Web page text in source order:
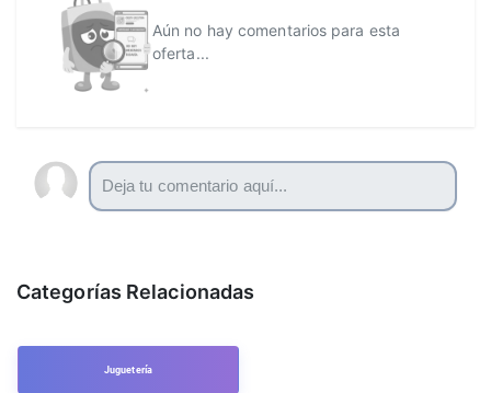
Aún no hay comentarios para esta
oferta...
Categorías Relacionadas
Juguetería